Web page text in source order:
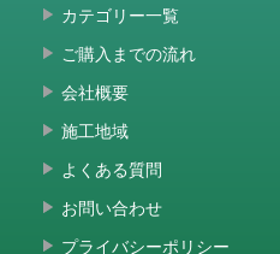
カテゴリー一覧
ご購入までの流れ
会社概要
施工地域
よくある質問
お問い合わせ
プライバシーポリシー